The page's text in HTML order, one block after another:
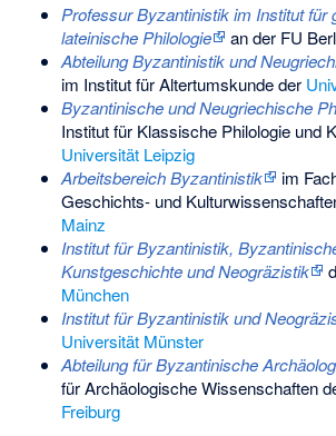
Professur Byzantinistik im Institut für
lateinische Philologie
an der FU
Abteilung Byzantinistik und
im Institut für Altertumskunde der
Byzantinische und Neugriechische
Institut für Klassische Philologie und
Universität Leipzig
Arbeitsbereich Byzantinistik
im
Geschichts- und
Mainz
Institut für Byzantinistik,
Kunstgeschichte und Neogräzistik
München
Institut für Byzantinistik und
Universität Münster
Abteilung für Byzantinische
für Archäologische Wissenschaften
Freiburg